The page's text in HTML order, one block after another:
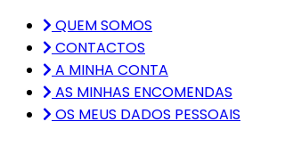
QUEM SOMOS
CONTACTOS
A MINHA CONTA
AS MINHAS ENCOMENDAS
OS MEUS DADOS PESSOAIS